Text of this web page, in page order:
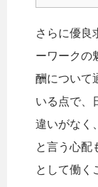
さらに優良
ーワークの
酬について
いる点で、
違いがなく
と言う心配
として働く